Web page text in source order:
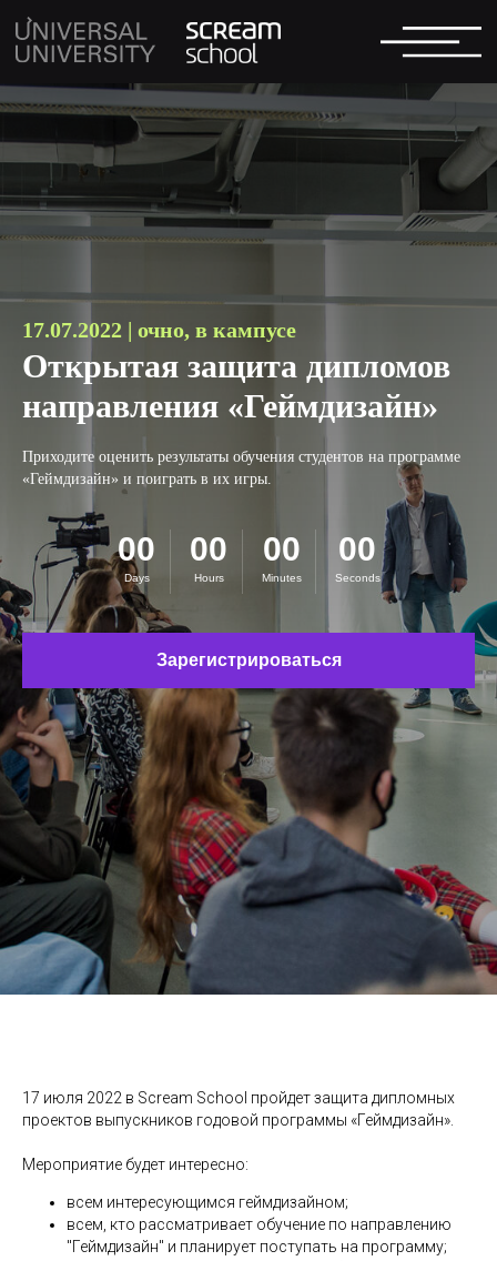
17.07.2 022 | очно, в кампусе
Открытая защита дипломов
направления «Геймдизайн»
Приходите оценить результаты обучения студентов на программе
«Геймдизайн» и поиграть в их игры.
00
Days
00
Hours
00
Minutes
00
Seconds
Зарегистрироваться
17 июля 2022 в Scream School пройдет защита дипломных
проектов выпускников годовой программы «Геймдизайн».
Мероприятие будет интересно:
всем интересующимся геймдизайном;
всем, кто рассматривает обучение по направлению
"Геймдизайн" и планирует поступать на программу;